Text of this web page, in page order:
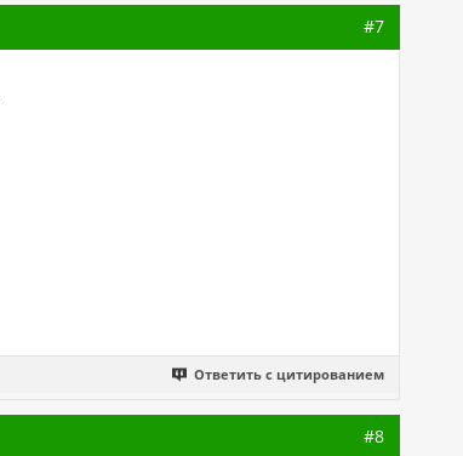
#7
Ответить с цитированием
#8